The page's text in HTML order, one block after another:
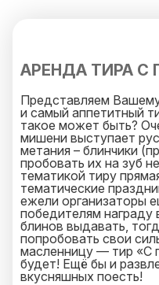
АРЕНДА ТИРА С
Представляем
и самый аппетитный
такое может быть?
мишени выступает
метания – блинчики
пробовать их на зуб
тематикой тиру
тематические
ежели организаторы
победителям
блинов выдавать,
попробовать свои
масленницу — тир «С
будет! Ещё бы и
вкусняшных поесть!